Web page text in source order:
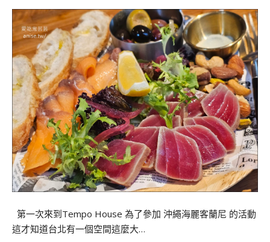
第一次來到Tempo House 為了參加 沖繩海麗客蘭尼 的活動
這才知道台北有一個空間這麼大…